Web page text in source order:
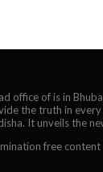
office of is in
the truth in every
It unveils the
free